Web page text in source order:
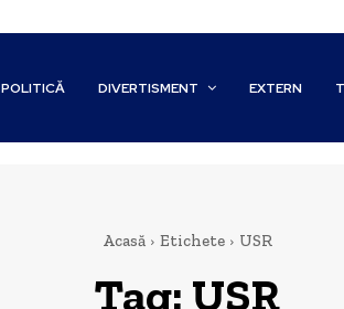
POLITICĂ DIVERTISMENT EXTERN
Acasă Etichete USR
Tag: USR